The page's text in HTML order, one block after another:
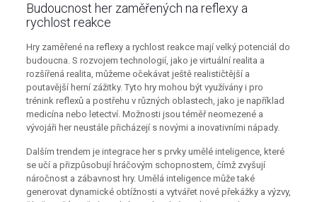
Budoucnost her zaměřených na reflexy a
rychlost reakce
Hry zaměřené na reflexy a rychlost reakce mají velký potenciál do
budoucna. S rozvojem technologií, jako je virtuální realita a
rozšířená realita, můžeme očekávat ještě realističtější a
poutavější herní zážitky. Tyto hry mohou být využívány i pro
trénink reflexů a postřehu v různých oblastech, jako je například
medicína nebo letectví. Možnosti jsou téměř neomezené a
vývojáři her neustále přicházejí s novými a inovativními nápady.
Dalším trendem je integrace her s prvky umělé inteligence, které
se učí a přizpůsobují hráčovým schopnostem, čímž zvyšují
náročnost a zábavnost hry. Umělá inteligence může také
generovat dynamické obtížnosti a vytvářet nové překážky a výzvy,